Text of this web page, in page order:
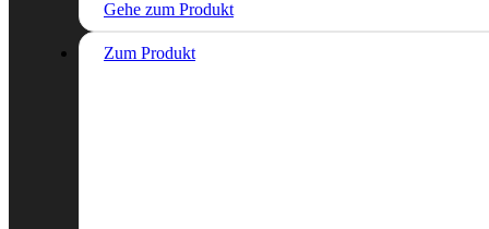
Gehe zum Produkt
Zum Produkt